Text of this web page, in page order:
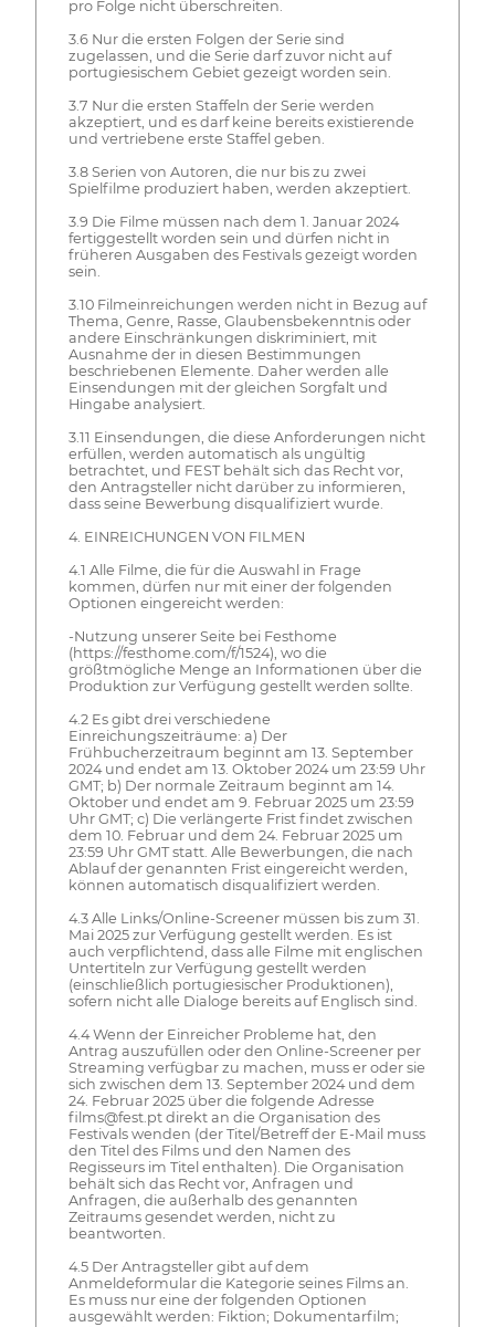
pro Folge nicht überschreiten.
3.6 Nur die ersten Folgen der Serie sind
zugelassen, und die Serie darf zuvor nicht auf
portugiesischem Gebiet gezeigt worden sein.
3.7 Nur die ersten Staffeln der Serie werden
akzeptiert, und es darf keine bereits existierende
und vertriebene erste Staffel geben.
3.8 Serien von Autoren, die nur bis zu zwei
Spielfilme produziert haben, werden akzeptiert.
3.9 Die Filme müssen nach dem 1. Januar 2024
fertiggestellt worden sein und dürfen nicht in
früheren Ausgaben des Festivals gezeigt worden
sein.
3.10 Filmeinreichungen werden nicht in Bezug auf
Thema, Genre, Rasse, Glaubensbekenntnis oder
andere Einschränkungen diskriminiert, mit
Ausnahme der in diesen Bestimmungen
beschriebenen Elemente. Daher werden alle
Einsendungen mit der gleichen Sorgfalt und
Hingabe analysiert.
3.11 Einsendungen, die diese Anforderungen nicht
erfüllen, werden automatisch als ungültig
betrachtet, und FEST behält sich das Recht vor,
den Antragsteller nicht darüber zu informieren,
dass seine Bewerbung disqualifiziert wurde.
4. EINREICHUNGEN VON FILMEN
4.1 Alle Filme, die für die Auswahl in Frage
kommen, dürfen nur mit einer der folgenden
Optionen eingereicht werden:
-Nutzung unserer Seite bei Festhome
(https://festhome.com/f/1524), wo die
größtmögliche Menge an Informationen über die
Produktion zur Verfügung gestellt werden sollte.
4.2 Es gibt drei verschiedene
Einreichungszeiträume: a) Der
Frühbucherzeitraum beginnt am 13. September
2024 und endet am 13. Oktober 2024 um 23:59 Uhr
GMT; b) Der normale Zeitraum beginnt am 14.
Oktober und endet am 9. Februar 2025 um 23:59
Uhr GMT; c) Die verlängerte Frist findet zwischen
dem 10. Februar und dem 24. Februar 2025 um
23:59 Uhr GMT statt. Alle Bewerbungen, die nach
Ablauf der genannten Frist eingereicht werden,
können automatisch disqualifiziert werden.
4.3 Alle Links/Online-Screener müssen bis zum 31.
Mai 2025 zur Verfügung gestellt werden. Es ist
auch verpflichtend, dass alle Filme mit englischen
Untertiteln zur Verfügung gestellt werden
(einschließlich portugiesischer Produktionen),
sofern nicht alle Dialoge bereits auf Englisch sind.
4.4 Wenn der Einreicher Probleme hat, den
Antrag auszufüllen oder den Online-Screener per
Streaming verfügbar zu machen, muss er oder sie
sich zwischen dem 13. September 2024 und dem
24. Februar 2025 über die folgende Adresse
films@fest.pt direkt an die Organisation des
Festivals wenden (der Titel/Betreff der E-Mail muss
den Titel des Films und den Namen des
Regisseurs im Titel enthalten). Die Organisation
behält sich das Recht vor, Anfragen und
Anfragen, die außerhalb des genannten
Zeitraums gesendet werden, nicht zu
beantworten.
4.5 Der Antragsteller gibt auf dem
Anmeldeformular die Kategorie seines Films an.
Es muss nur eine der folgenden Optionen
ausgewählt werden: Fiktion; Dokumentarfilm;